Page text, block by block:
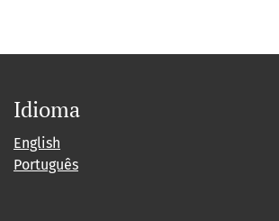
Idioma
English
Português